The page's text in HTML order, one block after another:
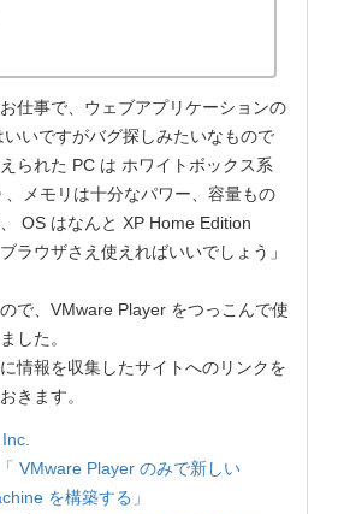
仕事で、ウェブアプリケーションの
いですがバグ探しみたいなもので
られた PC は ホワイトボックス系
、メモリは十分なパワー、容量もの
OS はなんと XP Home Edition
ラウザさえ使えればいいでしょう」
で、VMware Player をつっこんで使
した。
情報を収集したサイトへのリンクを
きます。
「 VMware Player のみで新しい
を構築する」